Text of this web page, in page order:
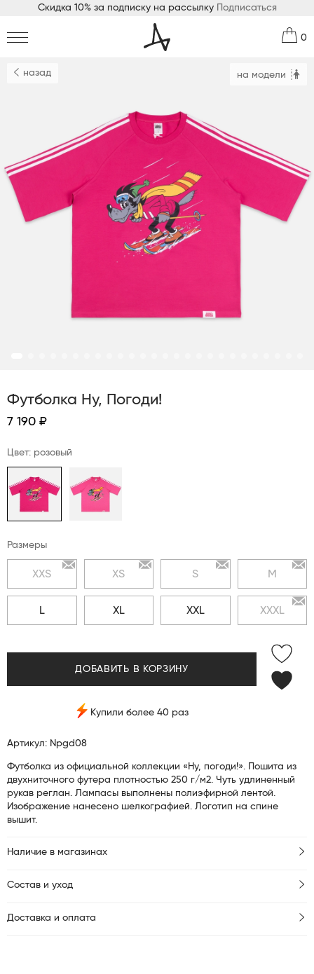
Скидка 10% за подписку на рассылку Подписаться
0
назад на модели
Футболка Ну, Погоди!
7 190 ₽
Цвет: розовый
Размеры
XXS XS S M
L XL XXL XXXL
ДОБАВИТЬ В КОРЗИНУ
Купили более 40 раз
Артикул: Npgd08
Футболка из официальной коллекции «Ну, погоди!». Пошита из
двухниточного футера плотностью 250 г/м2. Чуть удлиненный
рукав реглан. Лампасы выполнены полиэфирной лентой.
Изображение нанесено шелкографией. Логотип на спине
вышит.
Наличие в магазинах
Состав и уход
Доставка и оплата